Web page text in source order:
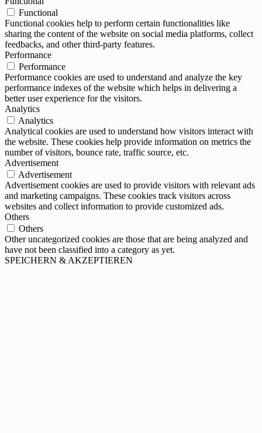
Functional
Functional cookies help to perform certain functionalities like
sharing the content of the website on social media platforms, collect
feedbacks, and other third-party features.
Performance
Performance
Performance cookies are used to understand and analyze the key
performance indexes of the website which helps in delivering a
better user experience for the visitors.
Analytics
Analytics
Analytical cookies are used to understand how visitors interact with
the website. These cookies help provide information on metrics the
number of visitors, bounce rate, traffic source, etc.
Advertisement
Advertisement
Advertisement cookies are used to provide visitors with relevant ads
and marketing campaigns. These cookies track visitors across
websites and collect information to provide customized ads.
Others
Others
Other uncategorized cookies are those that are being analyzed and
have not been classified into a category as yet.
SPEICHERN & AKZEPTIEREN